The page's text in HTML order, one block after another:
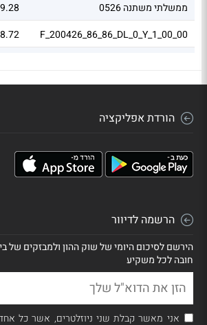
ממשלתי משתנה 0526
9.28
F_200426_86_86_DL_0_Y_1_00_00
8.72
הורדת אפליקציה
הרשמה לדיוור
הירשם לסיכום היומי של שוק ההון ולמבזקים של
חובה לכל משקיע
אני מאשר קבלת שני ניוזלטרים, אשר כל